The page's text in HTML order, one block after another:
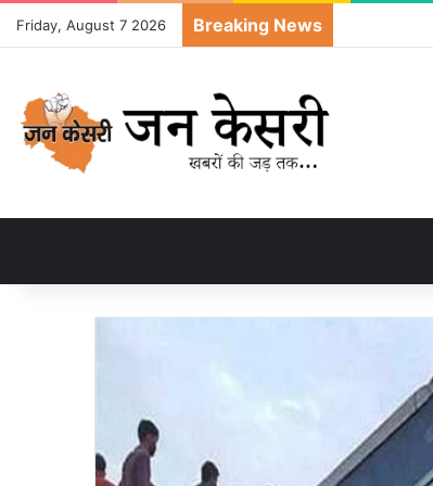
Friday, August 7 2026 Breaking News